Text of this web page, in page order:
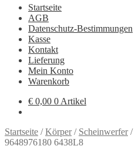
Startseite
AGB
Datenschutz-Bestimmungen
Kasse
Kontakt
Lieferung
Mein Konto
Warenkorb
€ 0,00 0 Artikel
Startseite /Körper/ Scheinwerfer/
9648976180 6438L8